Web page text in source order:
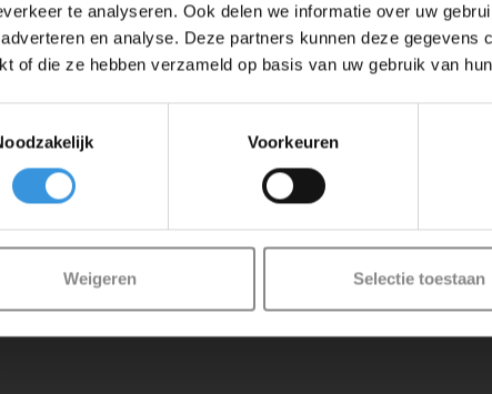
te analyseren. Ook delen we informatie over uw
en analyse. Deze partners kunnen deze gegevens
of die ze hebben verzameld op basis van uw gebruik van
Voorkeuren
Weigeren Selectie toestaan
je in voor onze nieuwsbrief